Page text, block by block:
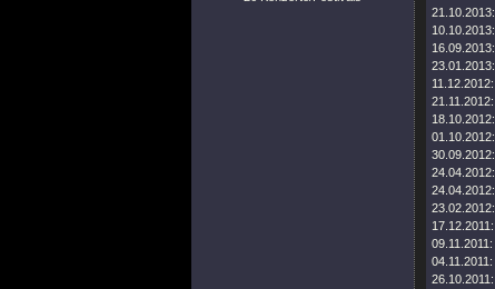
21.10.2013:
10.10.2013:
16.09.2013:
23.01.2013:
11.12.2012:
21.11.2012:
18.10.2012:
01.10.2012:
30.09.2012:
24.04.2012:
24.04.2012:
23.02.2012:
17.12.2011:
09.11.2011:
04.11.2011:
26.10.2011: